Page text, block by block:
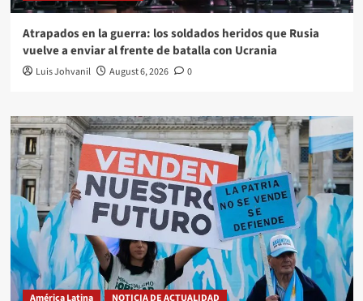
Atrapados en la guerra: los soldados heridos que Rusia
vuelve a enviar al frente de batalla con Ucrania
Luis Johvanil August 6, 2026 0
América Latina NOTICIA DE ACTUALIDAD